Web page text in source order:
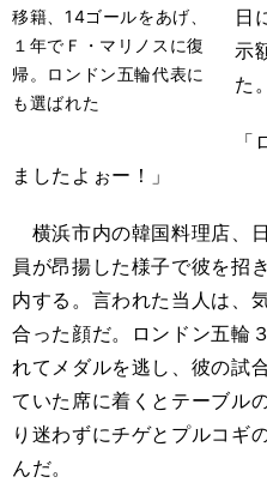
移籍、14ゴールをあげ、
１年でＦ・マリノスに復
帰。ロンドン五輪代表に
も選ばれた
日
示
た。
ましたよぉー！」
横浜市内の韓国料理店、
員が昂揚した様子で彼を招
内する。言われた当人は、
合った顔だ。ロンドン五輪
れてメダルを逃し、彼の試
ていた席に着くとテーブル
り迷わずにチゲとプルコギ
んだ。